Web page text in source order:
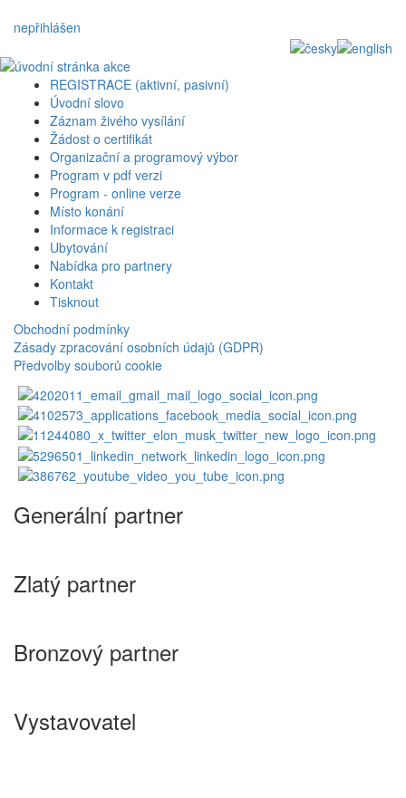
nepřihlášen
REGISTRACE (aktivní, pasivní)
Úvodní slovo
Záznam živého vysílání
Žádost o certifikát
Organizační a programový výbor
Program v pdf verzi
Program - online verze
Místo konání
Informace k registraci
Ubytování
Nabídka pro partnery
Kontakt
Tisknout
Obchodní podmínky
Zásady zpracování osobních údajů (GDPR)
Předvolby souborů cookie
Generální partner
Zlatý partner
Bronzový partner
Vystavovatel